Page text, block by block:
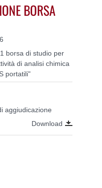
BORSA
borsa di studio per
di analisi chimica
portatili"
aggiudicazione
Download